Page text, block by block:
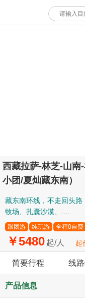
西藏拉萨-林芝-山南
小团/夏灿藏东南）
藏东南环线，不走回头
牧场、扎囊沙漠、....
跟团游 纯玩游 全程0自费
￥5480 起/人 起
简要行程 线
产品信息